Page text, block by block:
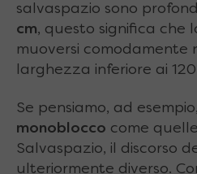
salvaspazio sono
cm, questo significa che
muoversi comodamente
larghezza inferiore ai
Se pensiamo, ad
monoblocco come
Salvaspazio, il discorso
ulteriormente diverso.